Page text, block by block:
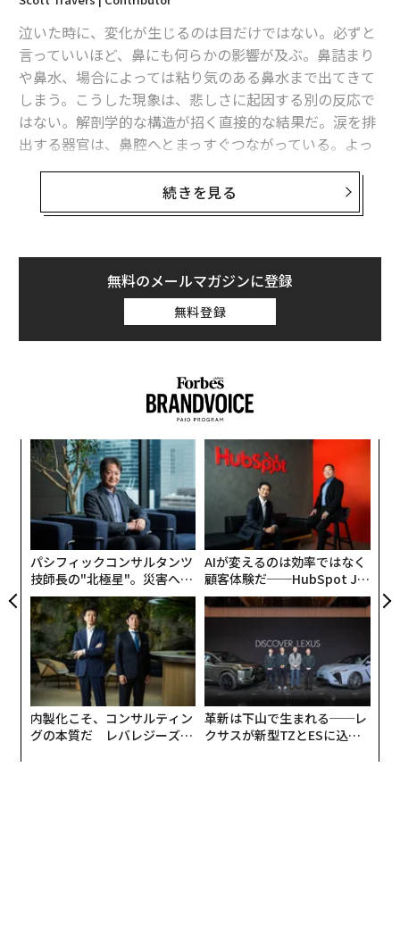
advertisement
泣いた時に、変化が生じるのは目だけではない。必ずと
言っていいほど、鼻にも何らかの影響が及ぶ。鼻詰まり
や鼻水、場合によっては粘り気のある鼻水まで出てきて
しまう。こうした現象は、悲しさに起因する別の反応で
はない。解剖学的な構造が招く直接的な結果だ。涙を排
出する器官は、鼻腔へとまっすぐつながっている。よっ
て、涙がたくさん出ると、解剖学的に下方に位置する鼻
腔へと流れていくのだ。
した時に起こる現象の説明がつく。大泣きして鼻水が出
るのは、悲しみが大きすぎるからとか、制御がきかなく
なるからではない。涙がゆっくりと少しずつ排出される
はずの仕組みが突然、いつもよりはるかに大量の液体を
処理しなければならなくなるからだ。
涙は、目から鼻へと通じる排水管を通って流れ
涙は、ただ拭い去られたり、蒸発したりするだけではな
い。左右それぞれの目には、専用の排水システムが備わ
っており、解剖学用語で「涙器」と呼ばれている。2025
年に『Cureus』で発表された
レビュー論文
の詳述による
と、涙は、目頭にある小さな開口部「涙点」を通って排
出され、細い管を通り、「涙嚢」という、涙が溜まる部
分に移動する。そして最後に「鼻涙管」という管を通過
し、鼻腔へと直接流れ込んでいく。
何か特別なことが起きなければ、この仕組みには気づか
ない。目は、基礎分泌の涙を絶えず作り出している。こ
れは、角膜を潤すためだ。こうしたわずかな量の涙は、
鼻涙管を通って鼻へと送り込まれ、吸収されるか、普通
の粘膜と混ざってしまう。涙が流れていくこのシステム
続きを見る
無料のメールマガジンに登録
無料登録
パシフィックコンサルタンツ
技師長の"北極星"。災害への
無力感を乗り越え見つけた、
防災一筋20年の答え
AIが変えるのは効率ではなく
顧客体験だ──HubSpot Ja
panが語る「Grow Better」
な組織のつくり方
内製化こそ、コンサルティン
グの本質だ レバレジーズが
革新は下山で生まれる──レ
クサスが新型TZとESに込め